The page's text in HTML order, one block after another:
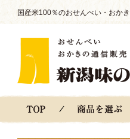
国産米100％のおせんべい・おか